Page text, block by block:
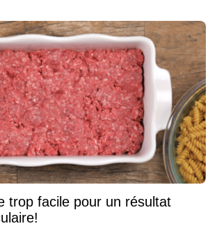
trop facile pour un résultat